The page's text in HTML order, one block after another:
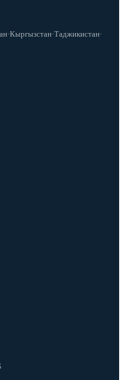
·Кыргызстан·Таджикистан·